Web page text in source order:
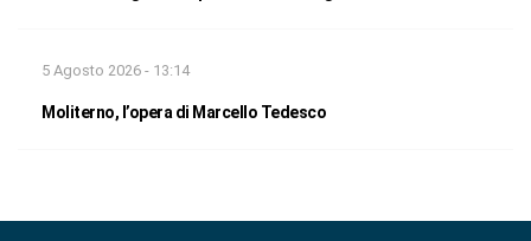
5 Agosto 2026 - 13:14
Moliterno, l’opera di Marcello Tedesco